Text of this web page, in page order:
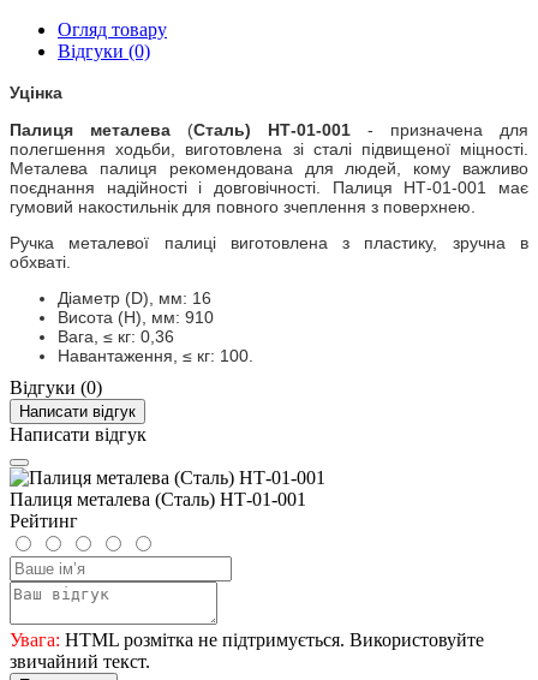
Огляд товару
Відгуки (0)
Уцінка
Палиця металева (Сталь) НТ-01-001 - призначена для
полегшення ходьби, виготовлена зі сталі підвищеної міцності.
Металева палиця рекомендована для людей, кому важливо
поєднання надійності і довговічності. Палиця НТ-01-001 має
гумовий накостильнік для повного зчеплення з поверхнею.
Ручка металевої палиці виготовлена з пластику, зручна в
обхваті.
Діаметр (D), мм: 16
Висота (H), мм: 910
Вага, ≤ кг: 0,36
Навантаження, ≤ кг: 100.
Відгуки (0)
Написати відгук
Написати відгук
Палиця металева (Сталь) НТ-01-001
Рейтинг
Увага: HTML розмітка не підтримується. Використовуйте
звичайний текст.